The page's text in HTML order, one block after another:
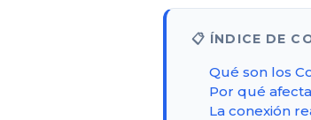
📋 ÍNDICE DE
Qué son los
Por qué
La conexión